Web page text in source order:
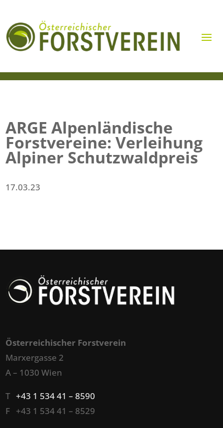
ARGE Alpenländische
Forstvereine: Verleihung
Alpiner Schutzwaldpreis
17.03.23
Österreichischer Forstverein
Marxergasse 2
A – 1030 Wien
T+43 1 534 41 – 8590
F +43 1 534 41 – 8529